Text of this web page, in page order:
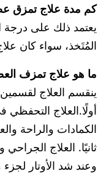
كم مدة علاج تمزق
يعتمد ذلك على درجة
المُتَخذ، سواء كان
ما هو علاج تمزف
ينقسم العلاج
أولًا.العلاج
الكمادات والراحة
ثانيًا. العلاج
وعند شد الأوتار